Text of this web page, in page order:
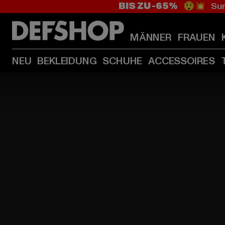
BIS ZU -65% 😲💥
MÄNNER FRAUEN
NEU BEKLEIDUNG SCHUHE ACCESSOIRES